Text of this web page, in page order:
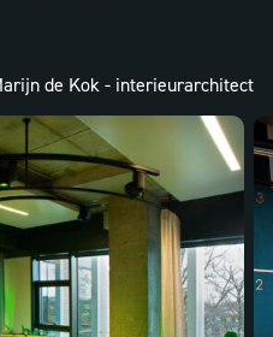
de Kok - interieurarchitect